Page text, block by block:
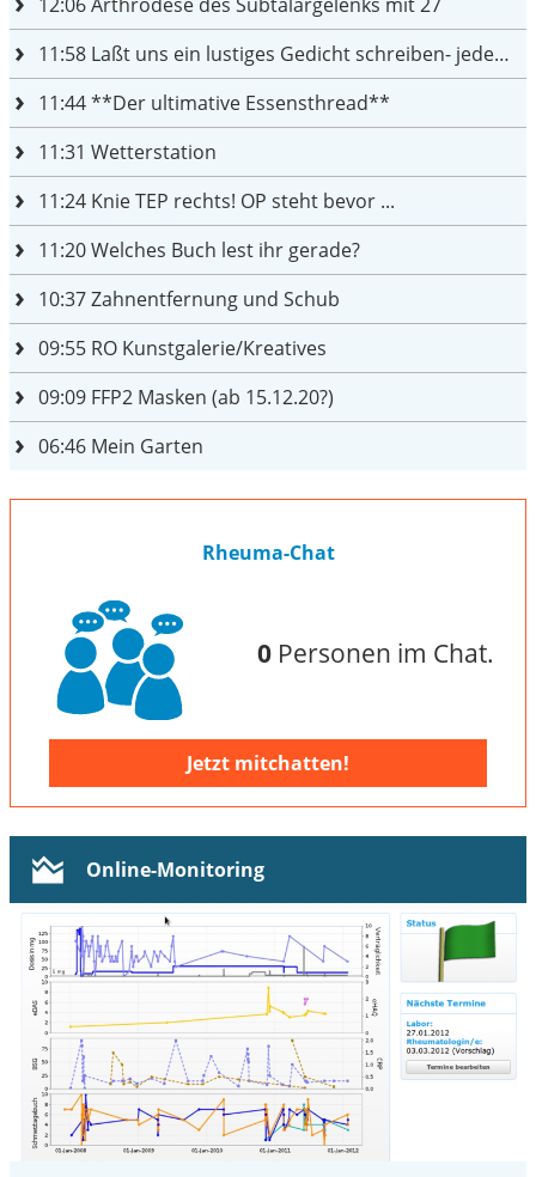
11:58 Laßt uns ein lustiges Gedicht schreiben- jeder einen Satz
11:44**Der ultimative Essensthread**
11:31 Wetterstation
11:24 Knie TEP rechts! OP steht bevor ...
11:20Welches Buch lest ihr gerade?
10:37Zahnentfernung und Schub
09:55 RO Kunstgalerie/Kreatives
09:09 FFP2 Masken (ab 15.12.20?)
06:46 Mein Garten
Rheuma-Chat
0Personen im Chat.
Jetzt mitchatten!
Online-Monitoring